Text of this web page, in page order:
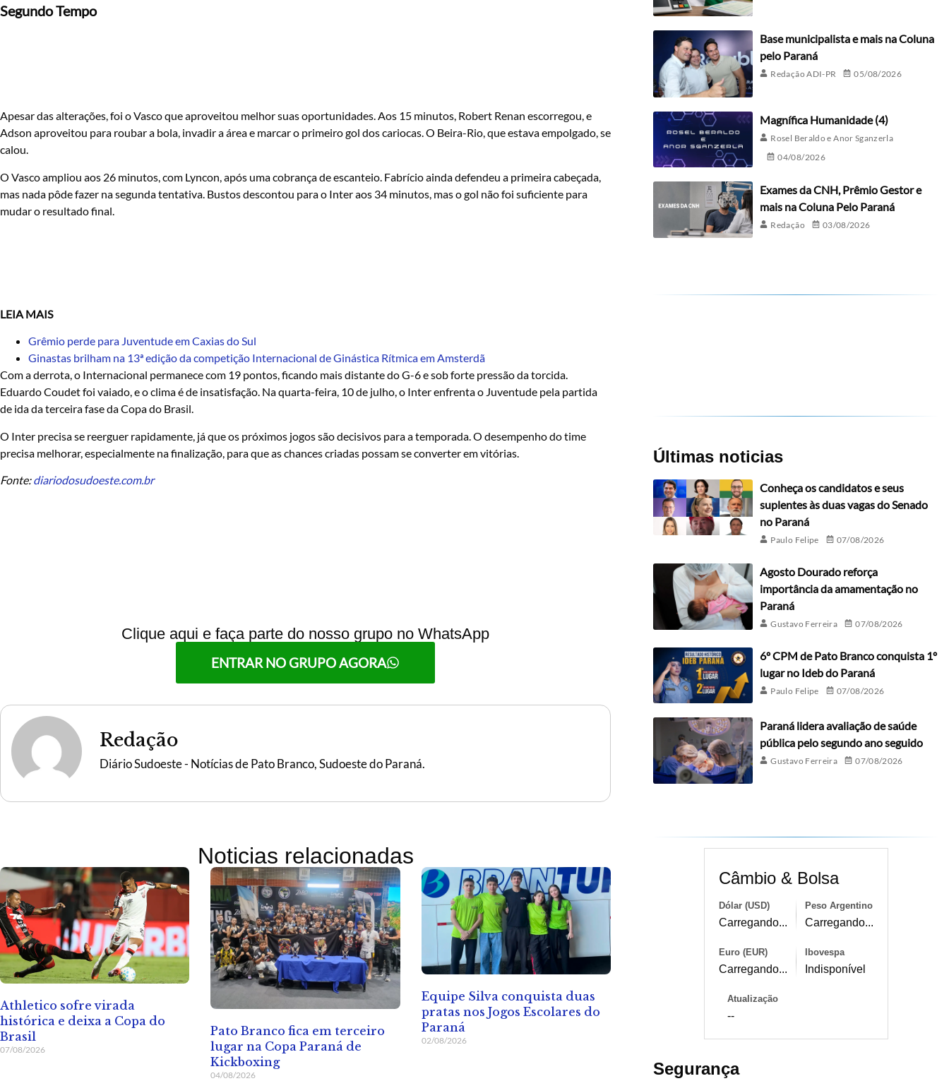
Segundo Tempo
Apesar das alterações, foi o Vasco que aproveitou melhor suas oportunidades. Aos 15 minutos, Robert Renan escorregou, e
Adson aproveitou para roubar a bola, invadir a área e marcar o primeiro gol dos cariocas. O Beira-Rio, que estava empolgado, se
calou.
O Vasco ampliou aos 26 minutos, com Lyncon, após uma cobrança de escanteio. Fabrício ainda defendeu a primeira cabeçada,
mas nada pôde fazer na segunda tentativa. Bustos descontou para o Inter aos 34 minutos, mas o gol não foi suficiente para
mudar o resultado final.
LEIA MAIS
Grêmio perde para Juventude em Caxias do Sul
Ginastas brilham na 13ª edição da competição Internacional de Ginástica Rítmica em Amsterdã
Com a derrota, o Internacional permanece com 19 pontos, ficando mais distante do G-6 e sob forte pressão da torcida.
Eduardo Coudet foi vaiado, e o clima é de insatisfação. Na quarta-feira, 10 de julho, o Inter enfrenta o Juventude pela partida
de ida da terceira fase da Copa do Brasil.
O Inter precisa se reerguer rapidamente, já que os próximos jogos são decisivos para a temporada. O desempenho do time
precisa melhorar, especialmente na finalização, para que as chances criadas possam se converter em vitórias.
Fonte:diariodosudoeste.com.br
Clique aqui e faça parte do nosso grupo no WhatsApp
ENTRAR NO GRUPO AGORA
Redação
Diário Sudoeste - Notícias de Pato Branco, Sudoeste do Paraná.
Noticias relacionadas
Athletico sofre virada
histórica e deixa a Copa do
Brasil
07/08/2026
Pato Branco fica em terceiro
lugar na Copa Paraná de
Kickboxing
04/08/2026
Equipe Silva conquista duas
pratas nos Jogos Escolares do
Paraná
02/08/2026
Base municipalista e mais na Coluna
pelo Paraná
Redação ADI-PR 05/08/2026
Magnífica Humanidade (4)
Rosel Beraldo e Anor Sganzerla
04/08/2026
Exames da CNH, Prêmio Gestor e
mais na Coluna Pelo Paraná
Redação 03/08/2026
Últimas noticias
Conheça os candidatos e seus
suplentes às duas vagas do Senado
no Paraná
Paulo Felipe 07/08/2026
Agosto Dourado reforça
importância da amamentação no
Paraná
Gustavo Ferreira 07/08/2026
6º CPM de Pato Branco conquista 1º
lugar no Ideb do Paraná
Paulo Felipe 07/08/2026
Paraná lidera avaliação de saúde
pública pelo segundo ano seguido
Gustavo Ferreira 07/08/2026
Câmbio & Bolsa
Dólar (USD)
Carregando...
Peso Argentino
Carregando...
Euro (EUR)
Carregando...
Ibovespa
Indisponível
Atualização
--
Segurança